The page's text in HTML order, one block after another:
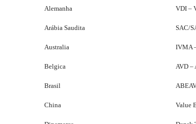
Alemanha VDI –
Arábia Saudita SAC/
Australia IVMA
Belgica AVD –
Brasil
China Value